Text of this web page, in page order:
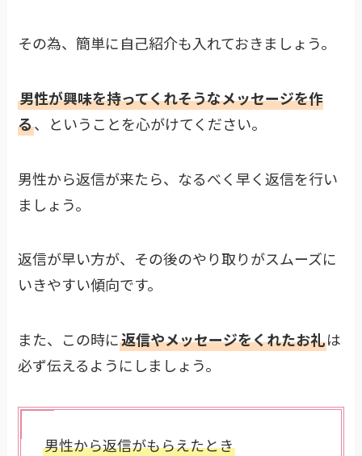
その為、簡単に自己紹介も入れておきましょう。
男性が興味を持ってくれそうなメッセージを作
る、ということを心がけてください。
男性から返信が来たら、なるべく早く返信を行い
ましょう。
返信が早い方が、その後のやり取りがスムーズに
いきやすい傾向です。
また、この時に返信やメッセージをくれたお礼は
必ず伝えるようにしましょう。
男性から返信がもらえたとき